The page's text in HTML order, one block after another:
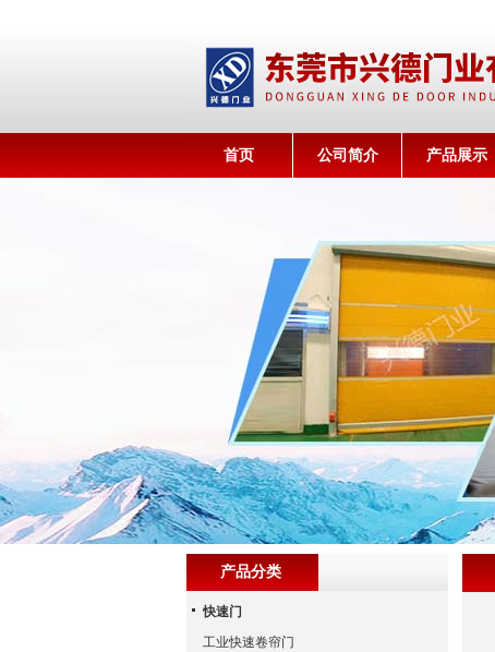
首页 公司简介 产品展示
产品分类
快速门
工业快速卷帘门